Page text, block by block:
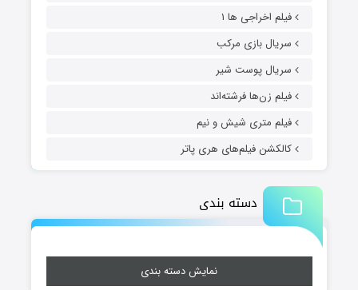
فیلم اخراجی ها ۱
سریال بازی مرکب
سریال پوست شیر
فیلم زن‌ها فرشته‌اند
فیلم متری شیش و نیم
کالکشن فیلم‌های هری پاتر
دسته بندی
نمایش دسته بندی